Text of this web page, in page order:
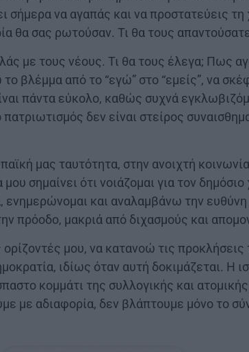
να αγαπάς και να προστατεύεις τη
θα σας ρωτούσαν. Τι θα τους
με τους νέους. Τι θα τους έλεγα; Πως
βλέμμα από το “εγώ” στο “εμείς”, να
πάντα εύκολο, καθώς συχνά
δεν είναι στείρος
μας ταυτότητα, στην ανοιχτή
σημαίνει ότι νοιάζομαι για τον
και αναλαμβάνω την ευθύνη
πρόοδο, μακριά από διχασμούς και
μου, να κατανοώ τις
ιδίως όταν αυτή δοκιμάζεται. Η
κομμάτι της συλλογικής και
με αδιαφορία, δεν βλάπτουμε μόνο το